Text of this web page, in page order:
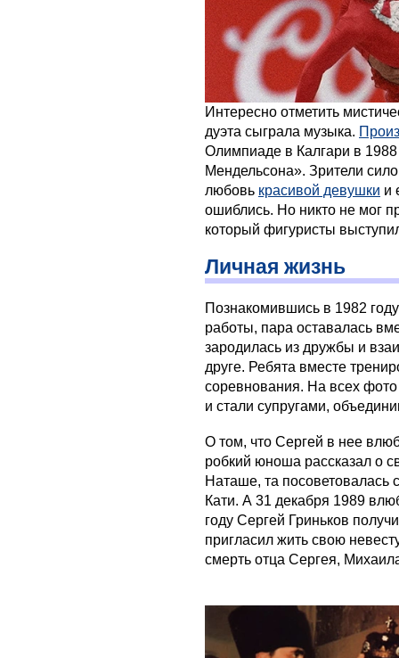
Интересно отметить
дуэта сыграла музыка.
Олимпиаде в Калгари в
Мендельсона». Зрители
любовь красивой девушки и
ошиблись. Но никто не мог
который фигуристы
Личная жизнь
Познакомившись в 1982
работы, пара оставалась
зародилась из дружбы и
друге. Ребята вместе
соревнования. На всех
и стали супругами,
О том, что Сергей в нее
робкий юноша рассказал о
Наташе, та
Кати. А 31 декабря 1989
году Сергей Гриньков
пригласил жить свою
смерть отца Сергея,